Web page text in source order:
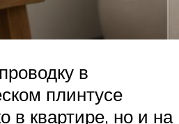
в
плинтусе
в квартире, но и на